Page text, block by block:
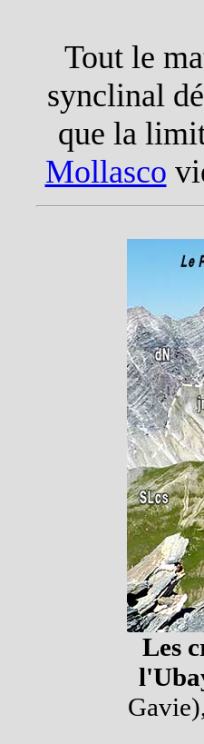
Tout le
synclinal
que la
Mollasco
Les